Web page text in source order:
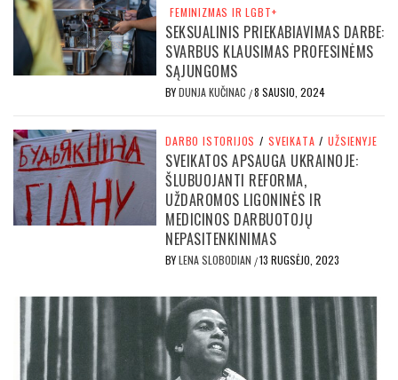
FEMINIZMAS IR LGBT+
SEKSUALINIS PRIEKABIAVIMAS DARBE:
SVARBUS KLAUSIMAS PROFESINĖMS
SĄJUNGOMS
BYDUNJA KUČINAC /8 SAUSIO, 2024
DARBO ISTORIJOS / SVEIKATA / UŽSIENYJE
SVEIKATOS APSAUGA UKRAINOJE:
ŠLUBUOJANTI REFORMA,
UŽDAROMOS LIGONINĖS IR
MEDICINOS DARBUOTOJŲ
NEPASITENKINIMAS
BYLENA SLOBODIAN /13 RUGSĖJO, 2023